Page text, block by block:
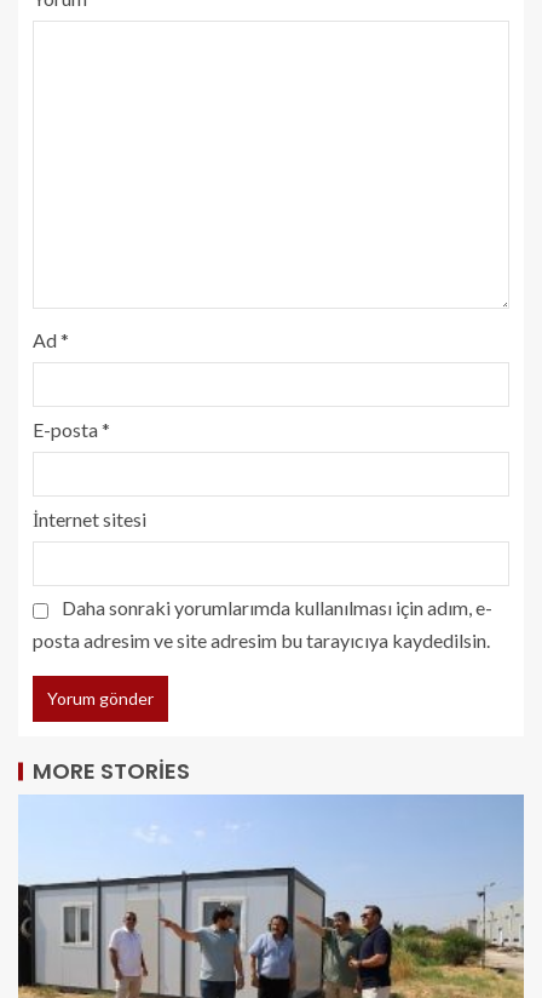
Ad*
E-posta*
İnternet sitesi
Daha sonraki yorumlarımda kullanılması için adım, e-
posta adresim ve site adresim bu tarayıcıya kaydedilsin.
MORE STORIES